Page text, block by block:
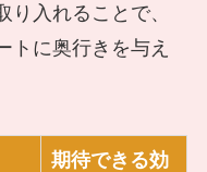
り入れることで、
トに奥行きを与え
期待できる効